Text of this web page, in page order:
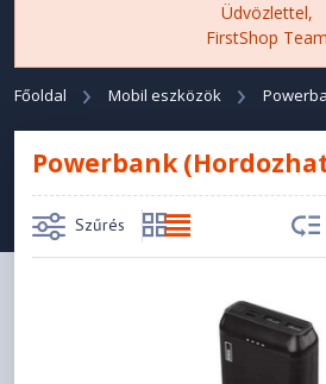
Üdvözlettel,
FirstShop Team
Főoldal Mobil eszközök
Powerbank
Szűrés